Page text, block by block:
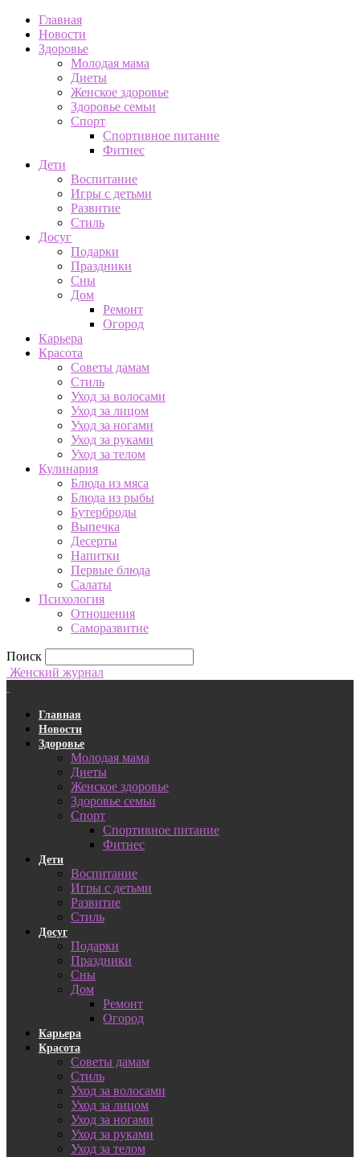
Главная
Новости
Здоровье
Молодая мама
Диеты
Женское здоровье
Здоровье семьи
Спорт
Спортивное питание
Фитнес
Дети
Воспитание
Игры с детьми
Развитие
Стиль
Досуг
Подарки
Праздники
Сны
Дом
Ремонт
Огород
Карьера
Красота
Советы дамам
Стиль
Уход за волосами
Уход за лицом
Уход за ногами
Уход за руками
Уход за телом
Кулинария
Блюда из мяса
Блюда из рыбы
Бутерброды
Выпечка
Десерты
Напитки
Первые блюда
Салаты
Психология
Отношения
Саморазвитие
Поиск
Женский журнал
Главная
Новости
Здоровье
Молодая мама
Диеты
Женское здоровье
Здоровье семьи
Спорт
Спортивное питание
Фитнес
Дети
Воспитание
Игры с детьми
Развитие
Стиль
Досуг
Подарки
Праздники
Сны
Дом
Ремонт
Огород
Карьера
Красота
Советы дамам
Стиль
Уход за волосами
Уход за лицом
Уход за ногами
Уход за руками
Уход за телом